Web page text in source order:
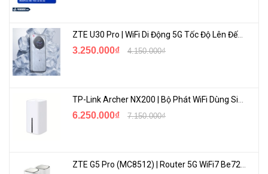
ZTE U30 Pro | WiFi Di Động 5G Tốc Độ Lên Đến 500Mbps, Màn Hình Cảm Ứng
3.250.000₫ 4.150.000₫
6.250.000₫ 7.150.000₫